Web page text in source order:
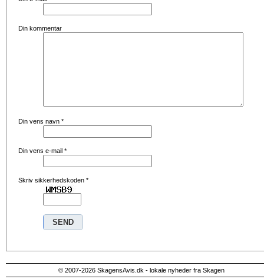
Din kommentar
Din vens navn *
Din vens e-mail *
Skriv sikkerhedskoden *
© 2007-2026 SkagensAvis.dk - lokale nyheder fra Skagen